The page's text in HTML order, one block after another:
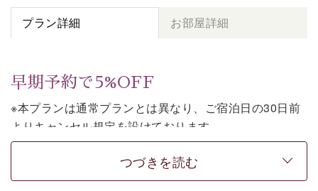
プラン詳細 お部屋詳細
早期予約で5%OFF
※本プランは通常プランとは異なり、ご宿泊日の30日前
よりキャンセル規定を設けております。
※本プランは朝食付きのプランです。2食付きでご利用ご
【公式限定価格】早割プラン（30日前
まで）」をご利用ください。
つづきを読む